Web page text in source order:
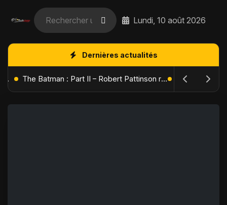
Lundi, 10 août 2026
Dernières actualités
L'Âge de Glace : Le Réveil du Volcan – Manny, Sid et Diego de retour pour une aventure explosive The Batman : Part II – Robert Pattinson replonge dans les ténèbres de Gotham dès octobre 2027